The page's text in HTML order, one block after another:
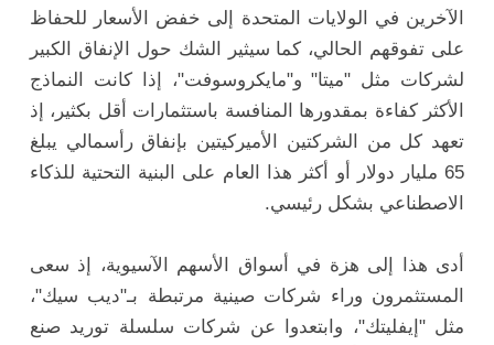
الآخرين في الولايات المتحدة إلى خفض الأسعار للحفاظ
على تفوقهم الحالي، كما سيثير الشك حول الإنفاق الكبير
لشركات مثل "ميتا" و"مايكروسوفت"، إذا كانت النماذج
الأكثر كفاءة بمقدورها المنافسة باستثمارات أقل بكثير، إذ
تعهد كل من الشركتين الأميركيتين بإنفاق رأسمالي يبلغ
65 مليار دولار أو أكثر هذا العام على البنية التحتية للذكاء
الاصطناعي بشكل رئيسي.
أدى هذا إلى هزة في أسواق الأسهم الآسيوية، إذ سعى
المستثمرون وراء شركات صينية مرتبطة بـ"ديب سيك"،
مثل "إيفليتك"، وابتعدوا عن شركات سلسلة توريد صنع